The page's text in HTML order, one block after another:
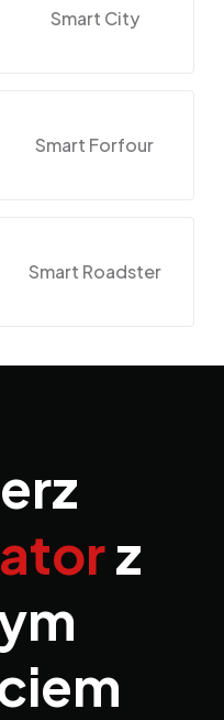
Smart City
Smart Forfour
Smart Roadster
z